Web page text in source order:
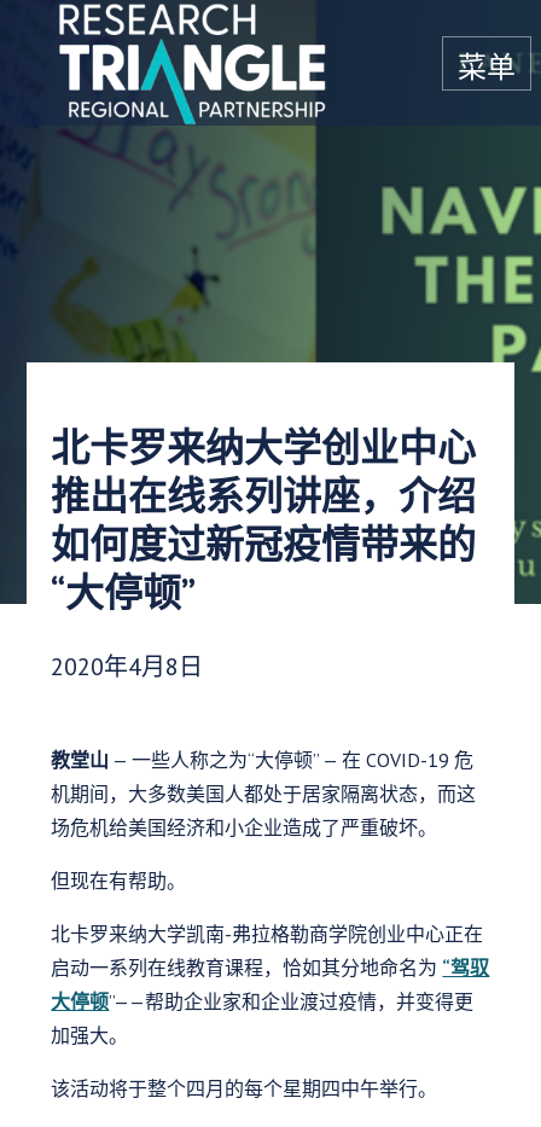
跳至内容
菜单
北卡罗来纳大学创业中心
推出在线系列讲座，介绍
如何度过新冠疫情带来的
“大停顿”
发布日期：
2020年4月8日
教堂山 — 一些人称之为“大停顿” — 在 COVID-19 危
机期间，大多数美国人都处于居家隔离状态，而这
场危机给美国经济和小企业造成了严重破坏。
但现在有帮助。
北卡罗来纳大学凯南-弗拉格勒商学院创业中心正在
启动一系列在线教育课程，恰如其分地命名为 “驾驭
大停顿”——帮助企业家和企业渡过疫情，并变得更
加强大。
该活动将于整个四月的每个星期四中午举行。